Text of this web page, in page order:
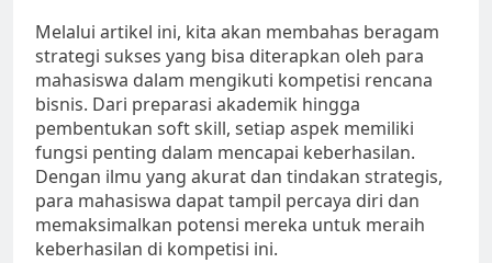
Melalui artikel ini, kita akan membahas beragam
strategi sukses yang bisa diterapkan oleh para
mahasiswa dalam mengikuti kompetisi rencana
bisnis. Dari preparasi akademik hingga
pembentukan soft skill, setiap aspek memiliki
fungsi penting dalam mencapai keberhasilan.
Dengan ilmu yang akurat dan tindakan strategis,
para mahasiswa dapat tampil percaya diri dan
memaksimalkan potensi mereka untuk meraih
keberhasilan di kompetisi ini.